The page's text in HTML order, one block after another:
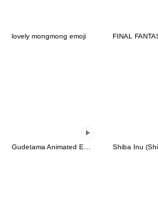
lovely mongmong emoji
Gudetama Animated Emoji